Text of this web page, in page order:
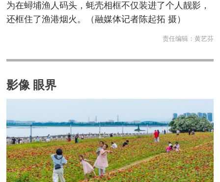
为在蟳埔渔人码头，蚝壳相框不仅装进了个人靓影，
还框住了渔港烟火。（融媒体记者陈起拓 摄）
责任编辑： 黄艺芬
影像 眼界